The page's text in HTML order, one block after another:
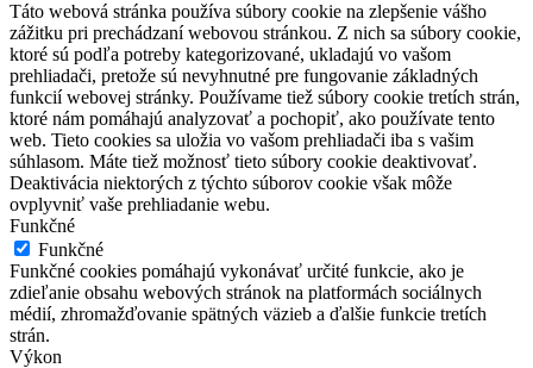
Táto webová stránka používa súbory cookie na zlepšenie vášho
zážitku pri prechádzaní webovou stránkou. Z nich sa súbory cookie,
ktoré sú podľa potreby kategorizované, ukladajú vo vašom
prehliadači, pretože sú nevyhnutné pre fungovanie základných
funkcií webovej stránky. Používame tiež súbory cookie tretích strán,
ktoré nám pomáhajú analyzovať a pochopiť, ako používate tento
web. Tieto cookies sa uložia vo vašom prehliadači iba s vašim
súhlasom. Máte tiež možnosť tieto súbory cookie deaktivovať.
Deaktivácia niektorých z týchto súborov cookie však môže
ovplyvniť vaše prehliadanie webu.
Funkčné
Funkčné
Funkčné cookies pomáhajú vykonávať určité funkcie, ako je
zdieľanie obsahu webových stránok na platformách sociálnych
médií, zhromažďovanie spätných väzieb a ďalšie funkcie tretích
strán.
Výkon